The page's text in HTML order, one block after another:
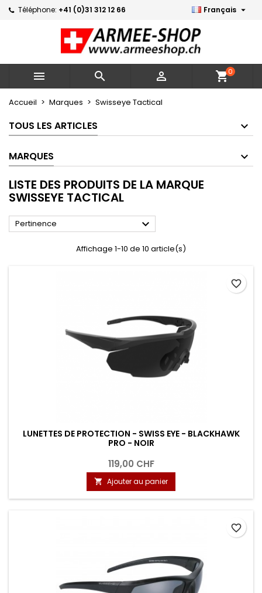
Téléphone: +41 (0)31 312 12 66 Français 
   shopping_cart0
Accueil Marques Swisseye Tactical
TOUS LES ARTICLES
MARQUES
LISTE DES PRODUITS DE LA MARQUE
SWISSEYE TACTICAL
Pertinence 
Affichage 1-10 de 10 article(s)
LUNETTES DE PROTECTION - SWISS EYE - BLACKHAWK
PRO - NOIR
119,00 CHF
 Ajouter au panier
favorite_border
favorite_border
×
Créer une nouvelle liste
×
((confirmMessage))
((cancelText)) ((modalDeleteText))
×
Nom de la liste d'envies
×
Vous devez être connecté pour ajouter des produits
à votre liste d'envies.
Annuler